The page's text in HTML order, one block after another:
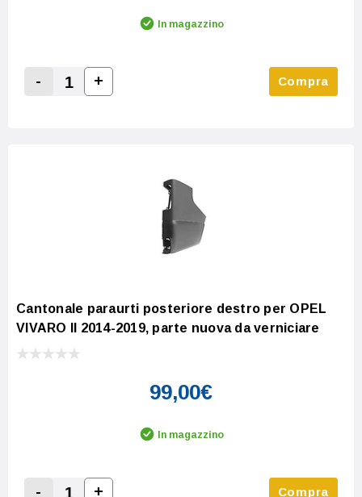
In magazzino
Decrease Quantity:
-
Increase Quantity:
+ Compra
Cantonale paraurti posteriore destro per OPEL
VIVARO II 2014-2019, parte nuova da verniciare
99,00€
In magazzino
- + Compra